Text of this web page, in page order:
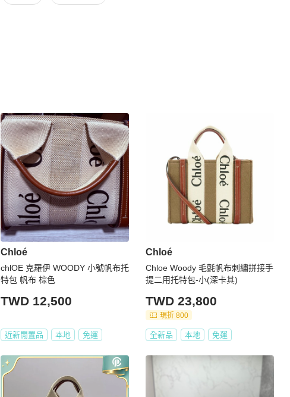
Chloé
chlOE 克羅伊 WOODY 小號帆布托
特包 帆布 棕色
TWD 12,500
近新閒置品 本地 免運
Chloé
Chloe Woody 毛氈帆布刺繡拼接手
提二用托特包-小(深卡其)
TWD 23,800
現折 800
全新品 本地 免運